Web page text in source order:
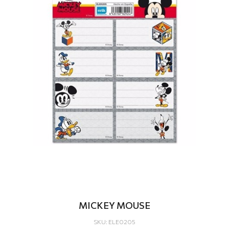
MICKEY MOUSE
SKU: ELE0205